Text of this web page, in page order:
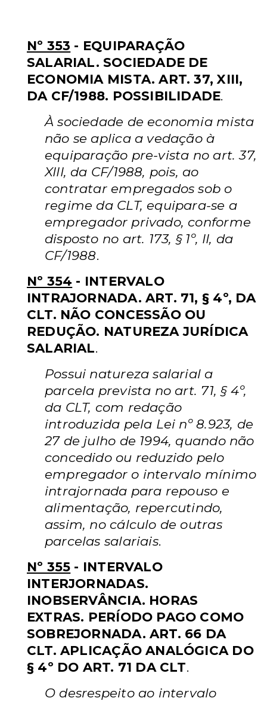
Nº 353 - EQUIPARAÇÃO
SALARIAL. SOCIEDADE DE
ECONOMIA MISTA. ART. 37, XIII,
DA CF/1988. POSSIBILIDADE.
À sociedade de economia mista
não se aplica a vedação à
equiparação pre-vista no art. 37,
XIII, da CF/1988, pois, ao
contratar empregados sob o
regime da CLT, equipara-se a
empregador privado, conforme
disposto no art. 173, § 1º, II, da
CF/1988.
Nº 354 - INTERVALO
INTRAJORNADA. ART. 71, § 4º, DA
CLT. NÃO CONCESSÃO OU
REDUÇÃO. NATUREZA JURÍDICA
SALARIAL.
Possui natureza salarial a
parcela prevista no art. 71, § 4º,
da CLT, com redação
introduzida pela Lei nº 8.923, de
27 de julho de 1994, quando não
concedido ou reduzido pelo
empregador o intervalo mínimo
intrajornada para repouso e
alimentação, repercutindo,
assim, no cálculo de outras
parcelas salariais.
Nº 355 - INTERVALO
INTERJORNADAS.
INOBSERVÂNCIA. HORAS
EXTRAS. PERÍODO PAGO COMO
SOBREJORNADA. ART. 66 DA
CLT. APLICAÇÃO ANALÓGICA DO
§ 4º DO ART. 71 DA CLT.
O desrespeito ao intervalo